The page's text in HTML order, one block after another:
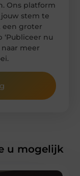
Ons platform
stem te
een groter
nu
meer
u mogelijk